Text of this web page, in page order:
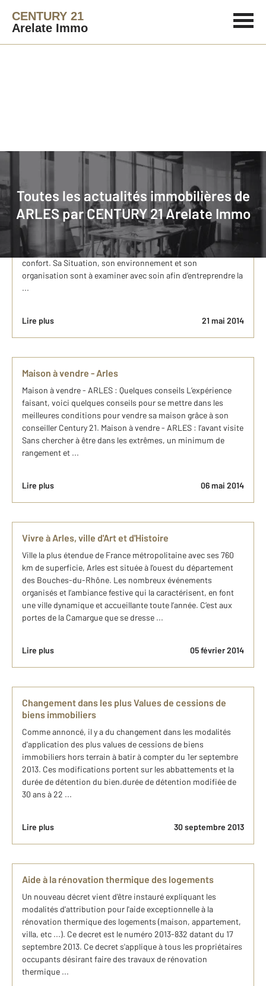
CENTURY 21
Arelate Immo
Toutes les actualités immobilières de
ARLES parCENTURY 21 Arelate Immo
Actualités immobilières à ARLES
Acheter sa maison à ARLES et Renover.
Acheter sa maison à Arles et Rénover : les points à examiner
! Vous avez le projet d’acheter votre maison à Arles et de le
rénover pour améliorer ses performances et son niveau de
confort. Sa Situation, son environnement et son
organisation sont à examiner avec soin afin d’entreprendre la
...
Lire plus 21 mai 2014
Maison à vendre - Arles
Maison à vendre - ARLES : Quelques conseils L’expérience
faisant, voici quelques conseils pour se mettre dans les
meilleures conditions pour vendre sa maison grâce à son
conseiller Century 21. Maison à vendre - ARLES : l’avant visite
Sans chercher à être dans les extrêmes, un minimum de
rangement et ...
Lire plus 06 mai 2014
Vivre à Arles, ville d'Art et d'Histoire
Ville la plus étendue de France métropolitaine avec ses 760
km de superficie, Arles est située à l’ouest du département
des Bouches-du-Rhône. Les nombreux événements
organisés et l’ambiance festive qui la caractérisent, en font
une ville dynamique et accueillante toute l’année. C’est aux
portes de la Camargue que se dresse ...
Lire plus 05 février 2014
Changement dans les plus Values de cessions de
biens immobiliers
Comme annoncé, il y a du changement dans les modalités
d'application des plus values de cessions de biens
immobiliers hors terrain à batir à compter du 1er septembre
2013. Ces modifications portent sur les abbattements et la
durée de détention du bien.durée de détention modifiée de
30 ans à 22 ...
Lire plus 30 septembre 2013
Aide à la rénovation thermique des logements
Un nouveau décret vient d'être instauré expliquant les
modalités d'attribution pour l'aide exceptionnelle à la
rénovation thermique des logements (maison, appartement,
villa, etc ...). Ce decret est le numéro 2013-832 datant du 17
septembre 2013. Ce decret s'applique à tous les propriétaires
occupants désirant faire des travaux de rénovation
thermique ...